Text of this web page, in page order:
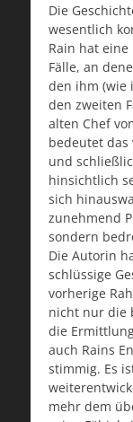
Die
wesentlich
Rain hat
Fälle, an
den ihm (wie
den zweiten
alten Chef
bedeutet das
und
hinsichtlich
sich
zunehmend
sondern
Die Autorin
schlüssige
vorherige
nicht nur die
die
auch Rains
stimmig. Es
mehr dem